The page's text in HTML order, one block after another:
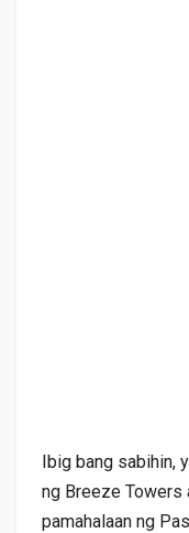
Ibig bang sabihin,
ng Breeze Towers
pamahalaan ng